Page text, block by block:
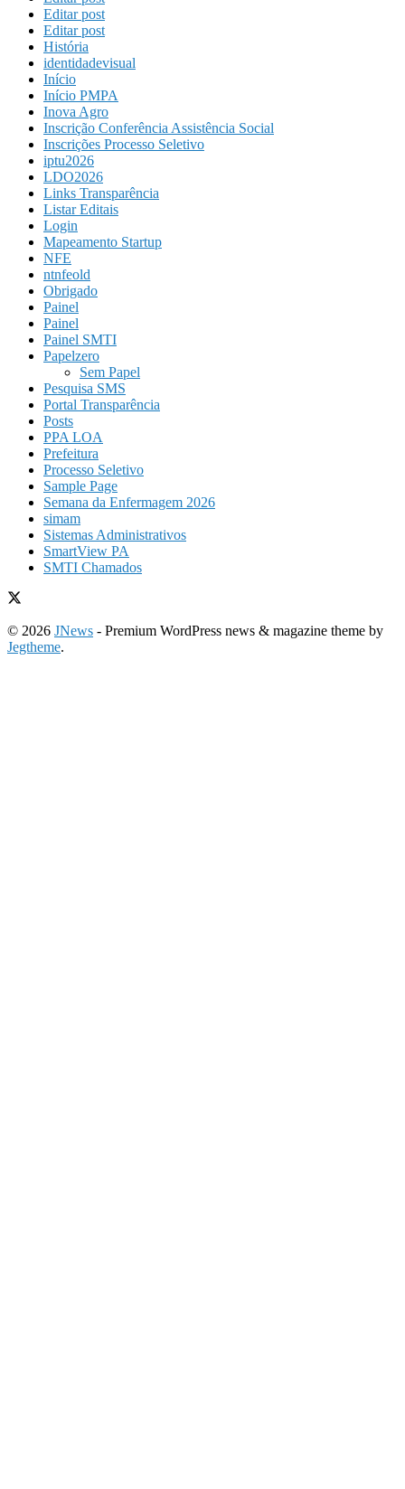
Editar post
Editar post
História
identidadevisual
Início
Início PMPA
Inova Agro
Inscrição Conferência Assistência Social
Inscrições Processo Seletivo
iptu2026
LDO2026
Links Transparência
Listar Editais
Login
Mapeamento Startup
NFE
ntnfeold
Obrigado
Painel
Painel
Painel SMTI
Papelzero
Sem Papel
Pesquisa SMS
Portal Transparência
Posts
PPA LOA
Prefeitura
Processo Seletivo
Sample Page
Semana da Enfermagem 2026
simam
Sistemas Administrativos
SmartView PA
SMTI Chamados
© 2026 JNews - Premium WordPress news & magazine theme by
Jegtheme.